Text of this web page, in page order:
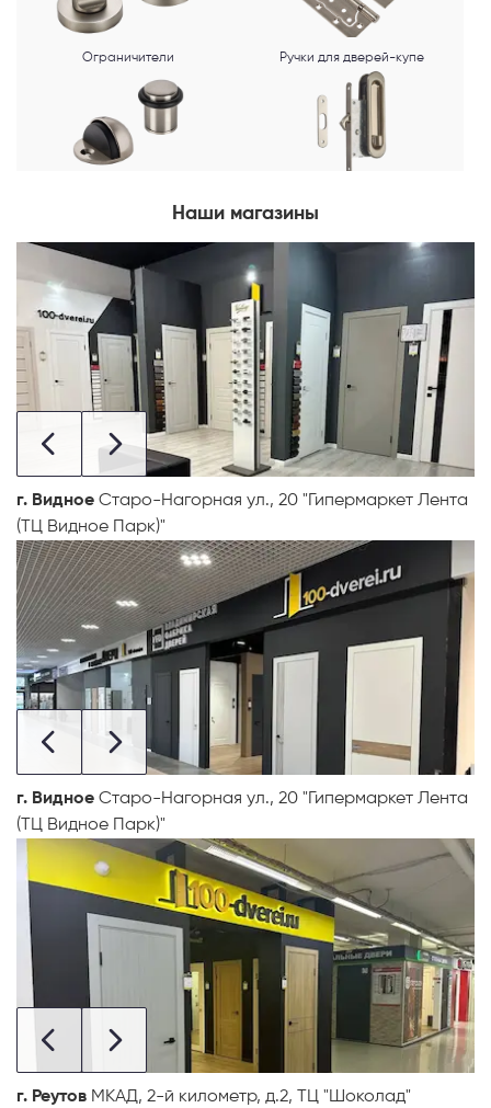
Ограничители Ручки для дверей-купе
Наши магазины
г. Видное Старо-Нагорная ул., 20 "Гипермаркет Лента
(ТЦ Видное Парк)"
г. Видное Старо-Нагорная ул., 20 "Гипермаркет Лента
(ТЦ Видное Парк)"
г. Реутов МКАД, 2-й километр, д.2, ТЦ "Шоколад"